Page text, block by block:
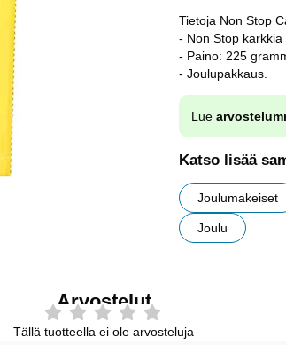
Tietoja Non Stop
- Non Stop karkkia
- Paino: 225
- Joulupakkaus.
Lue
Katso lisää
Joulumakeiset
Joulu
Arvostelut
Tällä tuotteella ei ole arvosteluja